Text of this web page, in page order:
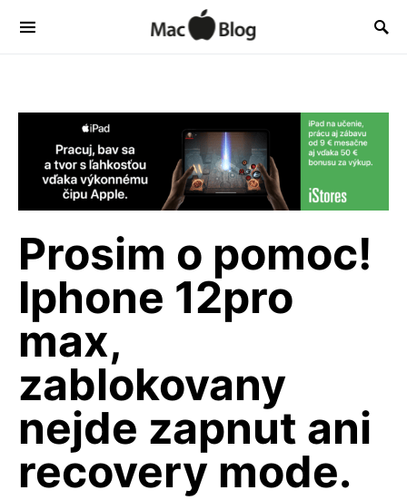
Prosim o pomoc!
Iphone 12pro
max,
zablokovany
nejde zapnut ani
recovery mode.